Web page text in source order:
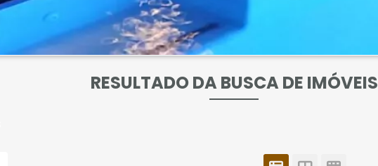
RESULTADO DA BUSCA DE IMÓVEIS